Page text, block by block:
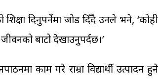
शिक्षा दिनुपर्नेमा जोड दिँदै उनले भने, ‘कोही
बाटो देखाउनुपर्दछ।’
काम गरे राम्रा विद्यार्थी उत्पादन हुने